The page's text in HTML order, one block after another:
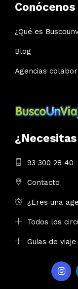
Conócenos
¿Qué es
Blog
Agencias
¿Necesitas
93 300 28 40
Contacto
¿Eres una
Todos los
Guias de viaje